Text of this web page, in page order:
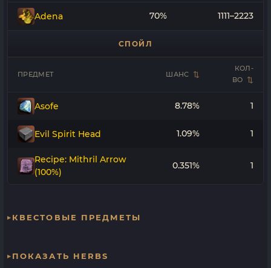
Adena 70% 1111–2223
СПОЙЛ
ПРЕДМЕТ ШАНС
КОЛ-
ВО
Asofe 8.78% 1
Evil Spirit Head 1.09% 1
Recipe: Mithril Arrow
(100%)
0.351% 1
КВЕСТОВЫЕ ПРЕДМЕТЫ
ПОКАЗАТЬ HERBS